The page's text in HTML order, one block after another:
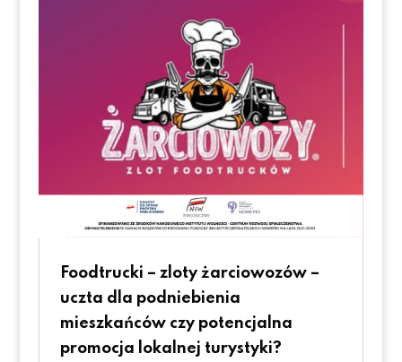
Foodtrucki – zloty żarciowozów –
uczta dla podniebienia
mieszkańców czy potencjalna
promocja lokalnej turystyki?